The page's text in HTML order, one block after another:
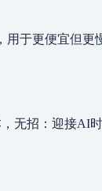
用于更便宜但更
无招：迎接AI